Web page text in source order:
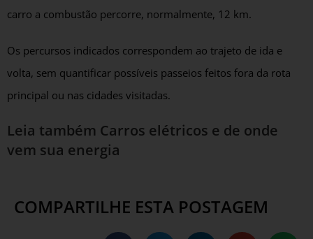
carro a combustão percorre, normalmente, 12 km.
Os percursos indicados correspondem ao trajeto de ida e
volta, sem quantificar possíveis passeios feitos fora da rota
principal ou nas cidades visitadas.
Leia também Carros elétricos e de onde
vem sua energia
COMPARTILHE ESTA POSTAGEM